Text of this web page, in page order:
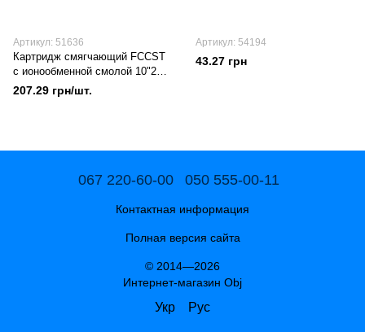
Артикул: 51636
Картридж смягчающий FCCST
с ионообменной смолой 10"2
1/2" PARZN-AQUAKUT
207.29 грн/шт.
Артикул: 54194
43.27 грн
067 220-60-00 050 555-00-11
Контактная информация
Полная версия сайта
© 2014—2026
Интернет-магазин Obj
Укр Рус